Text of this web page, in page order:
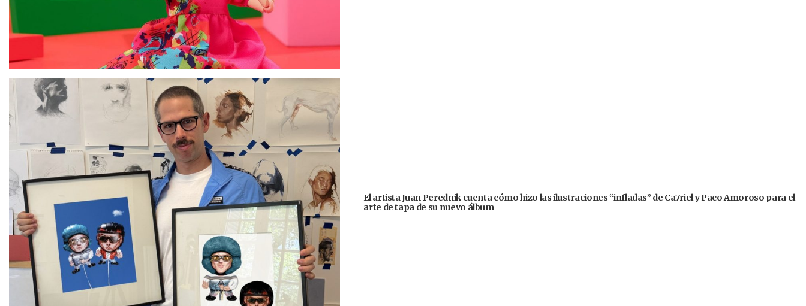
El artista Juan Perednik cuenta cómo hizo las ilustraciones “infladas” de Ca7riel y Paco Amoroso para el
arte de tapa de su nuevo álbum